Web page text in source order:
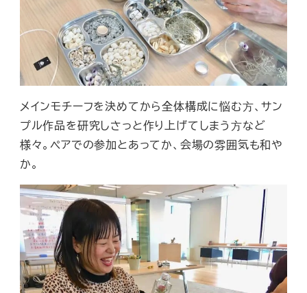
メインモチーフを決めてから全体構成に悩む⽅、サン
プル作品を研究しさっと作り上げてしまう⽅など
様々。ペアでの参加とあってか、会場の雰囲気も和や
か。